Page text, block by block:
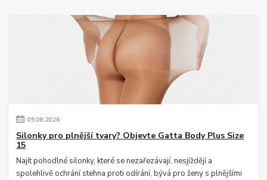
05.08.2026
Silonky pro plnější tvary? Objevte Gatta Body Plus Size
15
Najít pohodlné silonky, které se nezařezávají, nesjíždějí a
spolehlivě ochrání stehna proti odírání, bývá pro ženy s plnějšími